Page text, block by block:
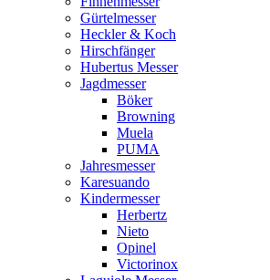
Gürtelmesser
Heckler & Koch
Hirschfänger
Hubertus Messer
Jagdmesser
Böker
Browning
Muela
PUMA
Jahresmesser
Karesuando
Kindermesser
Herbertz
Nieto
Opinel
Victorinox